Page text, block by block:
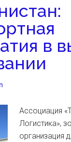
в
Ассоциация
Логистика»,
организация